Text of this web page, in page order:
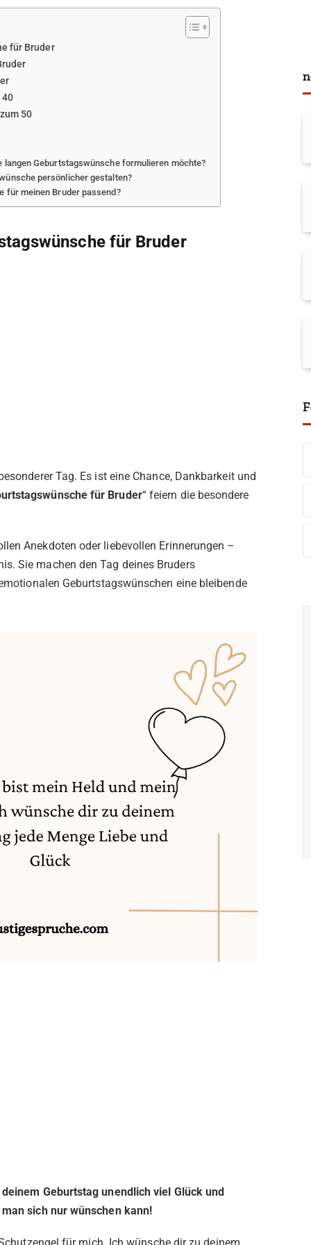
für Bruder
40
50
langen Geburtstagswünsche formulieren möchte?
persönlicher gestalten?
für meinen Bruder passend?
für Bruder
Tag. Es ist eine Chance, Dankbarkeit und
für Bruder“ feiern die besondere
Anekdoten oder liebevollen Erinnerungen –
Sie machen den Tag deines Bruders
Geburtstagswünschen eine bleibende
Geburtstag unendlich viel Glück und
sich nur wünschen kann!